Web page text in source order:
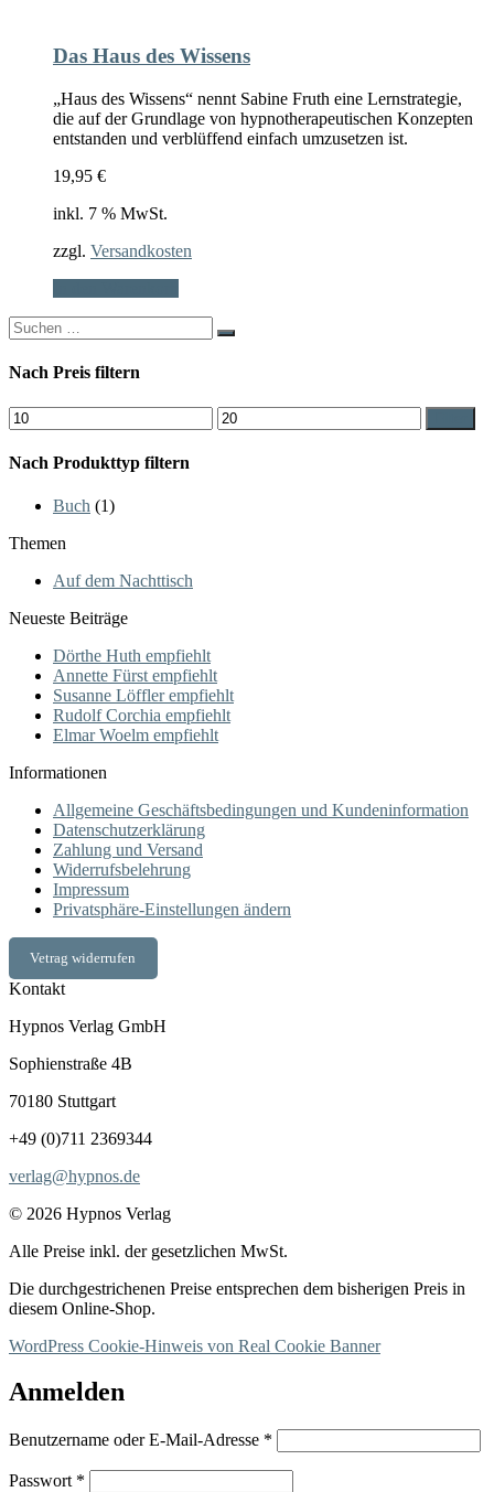
Das Haus des Wissens
„Haus des Wissens“ nennt Sabine Fruth eine Lernstrategie,
die auf der Grundlage von hypnotherapeutischen Konzepten
entstanden und verblüffend einfach umzusetzen ist.
19,95 €
inkl. 7 % MwSt.
zzgl. Versandkosten
Search
for:
Nach Preis filtern
Min.
Preis
Max.
Preis
Nach Produkttyp filtern
Buch (1)
Themen
Auf dem Nachttisch
Neueste Beiträge
Dörthe Huth empfiehlt
Annette Fürst empfiehlt
Susanne Löffler empfiehlt
Rudolf Corchia empfiehlt
Elmar Woelm empfiehlt
Informationen
Allgemeine Geschäftsbedingungen und Kundeninformation
Datenschutzerklärung
Zahlung und Versand
Widerrufsbelehrung
Impressum
Privatsphäre-Einstellungen ändern
Vetrag widerrufen
Kontakt
Hypnos Verlag GmbH
Sophienstraße 4B
70180 Stuttgart
+49 (0)711 2369344
verlag@hypnos.de
© 2026 Hypnos Verlag
Alle Preise inkl. der gesetzlichen MwSt.
Die durchgestrichenen Preise entsprechen dem bisherigen Preis in
diesem Online-Shop.
WordPress Cookie-Hinweis von Real Cookie Banner
Anmelden
Benutzername oder E-Mail-Adresse *
Passwort *